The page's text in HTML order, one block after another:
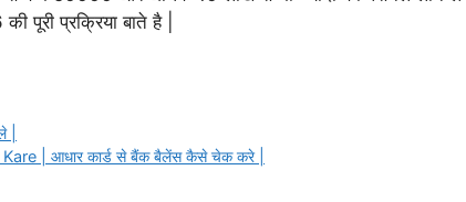
पूरी प्रक्रिया बाते है |
|
| आधार कार्ड से बैंक बैलेंस कैसे चेक करे |